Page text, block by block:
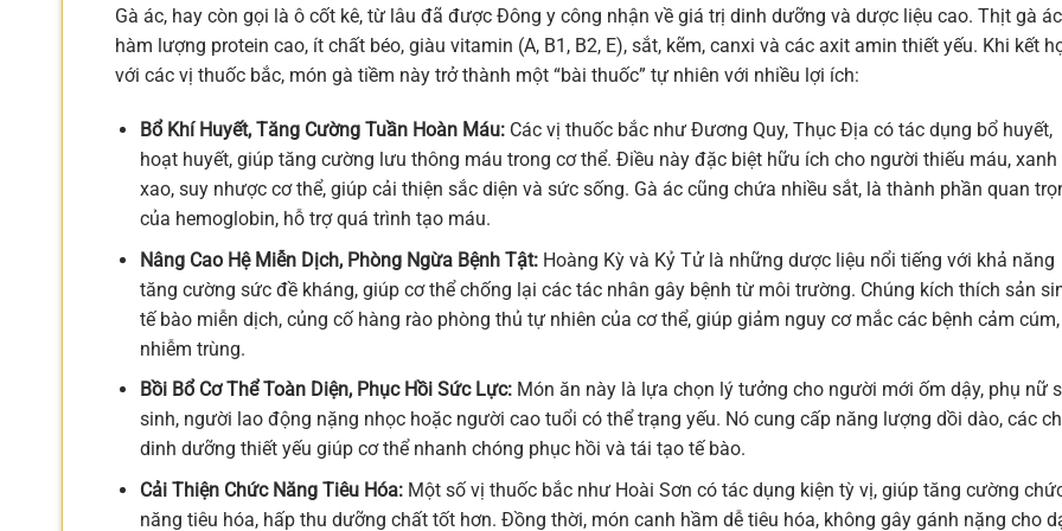
Gà ác, hay còn gọi là ô cốt kê, từ lâu đã được Đông y công nhận về giá trị dinh dưỡng và dược liệu cao. Thịt gà
hàm lượng protein cao, ít chất béo, giàu vitamin (A, B1, B2, E), sắt, kẽm, canxi và các axit amin thiết yếu. Khi kết
với các vị thuốc bắc, món gà tiềm này trở thành một “bài thuốc” tự nhiên với nhiều lợi ích:
Bổ Khí Huyết, Tăng Cường Tuần Hoàn Máu:Các vị thuốc bắc như Đương Quy, Thục Địa có tác dụng bổ huyết,
hoạt huyết, giúp tăng cường lưu thông máu trong cơ thể. Điều này đặc biệt hữu ích cho người thiếu máu, xanh
xao, suy nhược cơ thể, giúp cải thiện sắc diện và sức sống. Gà ác cũng chứa nhiều sắt, là thành phần quan
của hemoglobin, hỗ trợ quá trình tạo máu.
Nâng Cao Hệ Miễn Dịch, Phòng Ngừa Bệnh Tật:Hoàng Kỳ và Kỷ Tử là những dược liệu nổi tiếng với khả năng
tăng cường sức đề kháng, giúp cơ thể chống lại các tác nhân gây bệnh từ môi trường. Chúng kích thích sản
tế bào miễn dịch, củng cố hàng rào phòng thủ tự nhiên của cơ thể, giúp giảm nguy cơ mắc các bệnh cảm cúm,
nhiễm trùng.
Bồi Bổ Cơ Thể Toàn Diện, Phục Hồi Sức Lực:Món ăn này là lựa chọn lý tưởng cho người mới ốm dậy, phụ nữ
sinh, người lao động nặng nhọc hoặc người cao tuổi có thể trạng yếu. Nó cung cấp năng lượng dồi dào, các
dinh dưỡng thiết yếu giúp cơ thể nhanh chóng phục hồi và tái tạo tế bào.
Cải Thiện Chức Năng Tiêu Hóa:Một số vị thuốc bắc như Hoài Sơn có tác dụng kiện tỳ vị, giúp tăng cường
năng tiêu hóa, hấp thu dưỡng chất tốt hơn. Đồng thời, món canh hầm dễ tiêu hóa, không gây gánh nặng cho